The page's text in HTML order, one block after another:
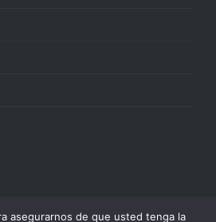
asegurarnos de que usted tenga la